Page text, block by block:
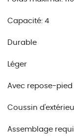
Capacité: 4
Durable
Léger
Avec repose-pied
Coussin
Assemblage